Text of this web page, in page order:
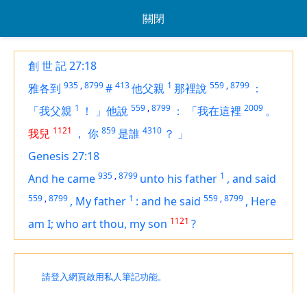
關閉
創 世 記 27:18
雅各到 935 ,8799# 413他父親 1 那裡說 559 ,8799 ：
「我父親 1 ！ 」他說 559 ,8799 ： 「我在這裡 2009 。
我兒 1121 ， 你 859 是誰 4310 ？ 」
Genesis 27:18
And he came 935 ,8799 unto his father 1 , and said
559 ,8799 , My father 1 : and he said 559 ,8799 , Here
am I; who artthou, my son 1121 ?
請登入網頁啟用私人筆記功能。